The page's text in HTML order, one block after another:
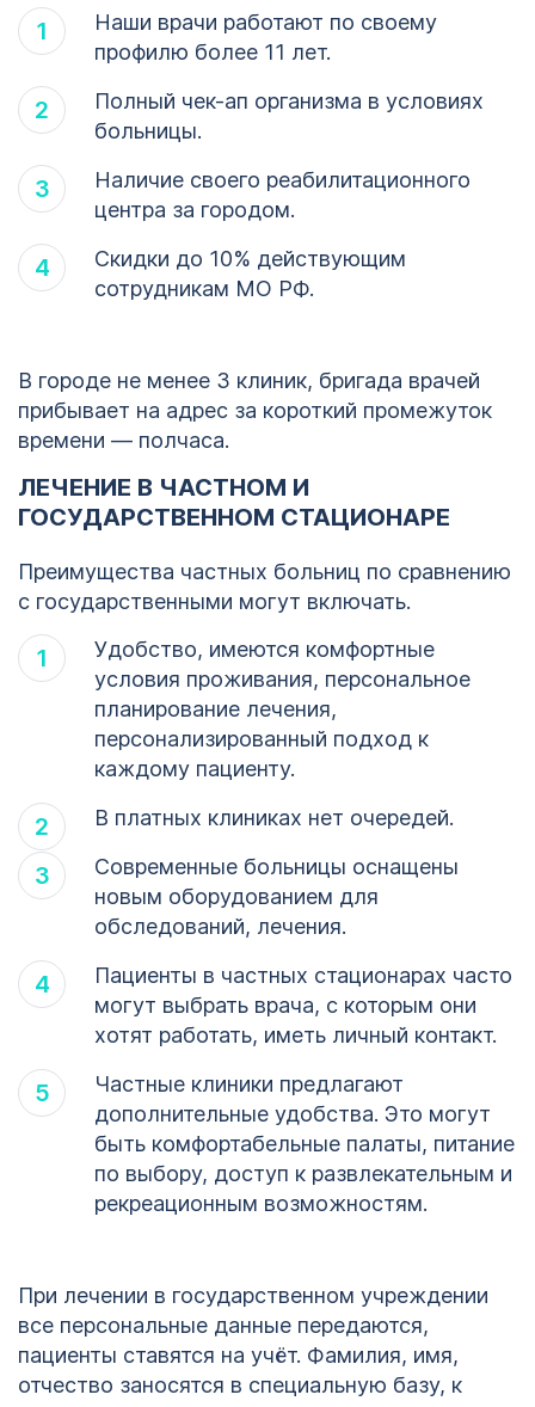
Наши врачи работают по своему
профилю более 11 лет.
Полный чек-ап организма в условиях
больницы.
Наличие своего реабилитационного
центра за городом.
Скидки до 10% действующим
сотрудникам МО РФ.
В городе не менее 3 клиник, бригада врачей
прибывает на адрес за короткий промежуток
времени — полчаса.
ЛЕЧЕНИЕ В ЧАСТНОМ И
ГОСУДАРСТВЕННОМ СТАЦИОНАРЕ
Преимущества частных больниц по сравнению
с государственными могут включать.
Удобство, имеются комфортные
условия проживания, персональное
планирование лечения,
персонализированный подход к
каждому пациенту.
В платных клиниках нет очередей.
Современные больницы оснащены
новым оборудованием для
обследований, лечения.
Пациенты в частных стационарах часто
могут выбрать врача, с которым они
хотят работать, иметь личный контакт.
Частные клиники предлагают
дополнительные удобства. Это могут
быть комфортабельные палаты, питание
по выбору, доступ к развлекательным и
рекреационным возможностям.
При лечении в государственном учреждении
все персональные данные передаются,
пациенты ставятся на учёт. Фамилия, имя,
отчество заносятся в специальную базу, к